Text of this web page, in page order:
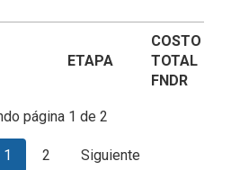
TOTAL FNDR
ETAPA
COSTO
TOTAL
FNDR
página 1 de 2
1 2 Siguiente